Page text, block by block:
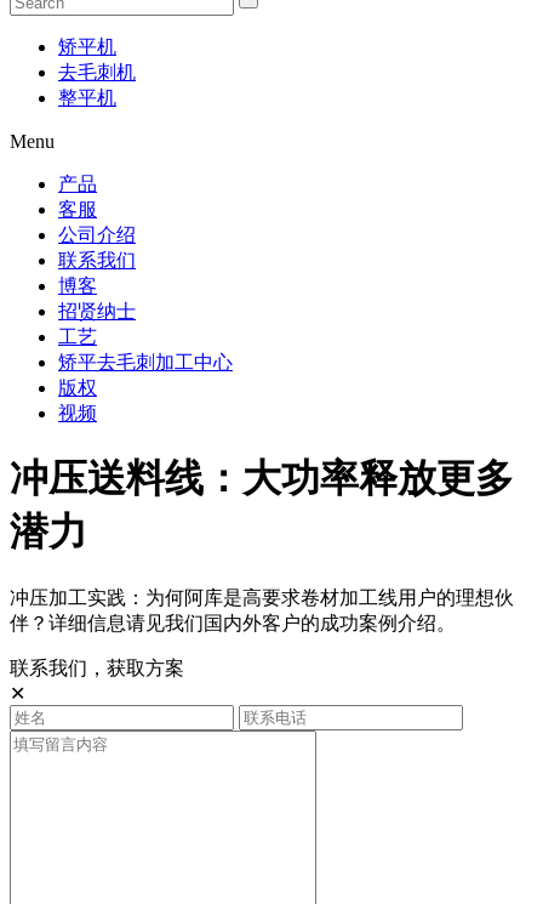
矫平机
去毛刺机
整平机
Menu
产品
客服
公司介绍
联系我们
博客
招贤纳士
工艺
矫平去毛刺加工中心
版权
视频
冲压送料线：大功率释放更多
潜力
冲压加工实践：为何阿库是高要求卷材加工线用户的理想伙
伴？详细信息请见我们国内外客户的成功案例介绍。
联系我们，获取方案
✕